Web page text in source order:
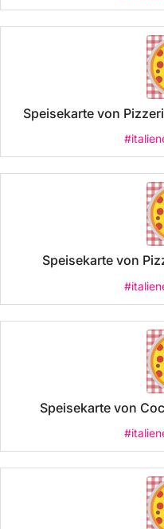
Speisekarte von
Speisekarte von
Speisekarte von